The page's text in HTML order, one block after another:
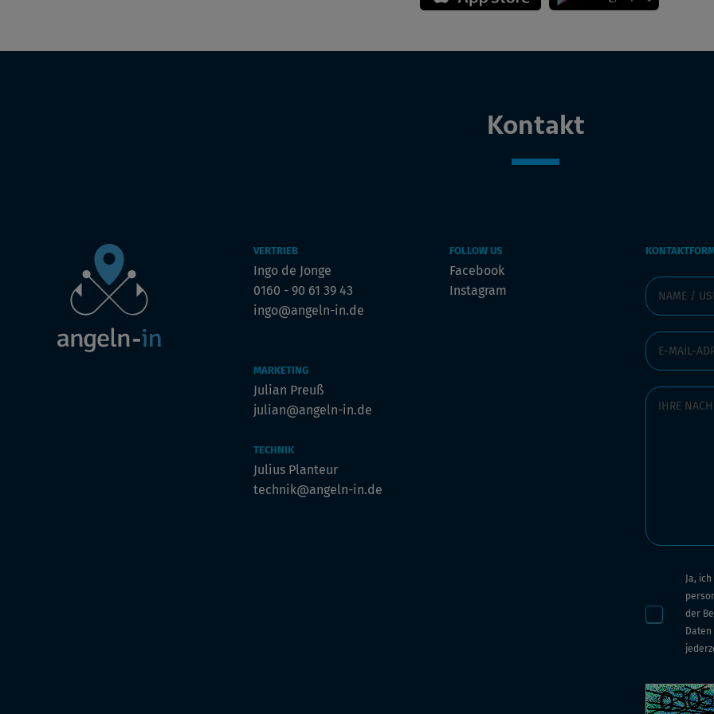
Kontakt
VERTRIEB
Ingo de Jonge
0160 - 90 61 39 43
ingo@angeln-in.de
MARKETING
Julian Preuß
julian@angeln-in.de
TECHNIK
Julius Planteur
technik@angeln-in.de
FOLLOW US
Facebook
Instagram
Ja,
der